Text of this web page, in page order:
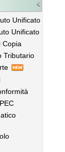
Unificato
Unificato
Copia
Tributario